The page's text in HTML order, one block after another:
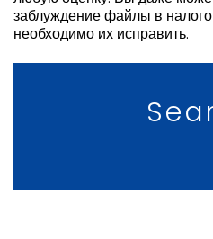
заблуждение файлы в
необходимо их исправить.